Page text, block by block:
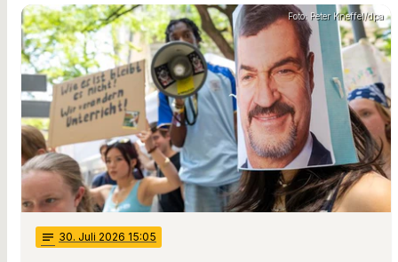
Foto: Peter Kneffel/dpa
notes 30. Juli 2026 15:05